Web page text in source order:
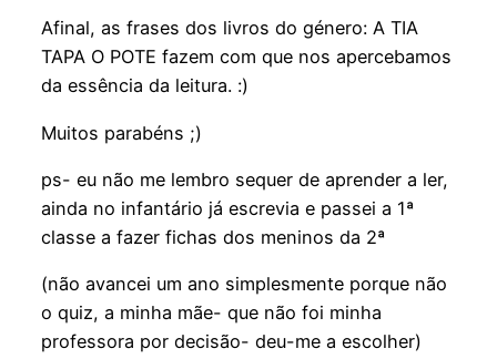
Afinal, as frases dos livros do género: A TIA
TAPA O POTE fazem com que nos apercebamos
da essência da leitura. :)
Muitos parabéns ;)
ps- eu não me lembro sequer de aprender a ler,
ainda no infantário já escrevia e passei a 1ª
classe a fazer fichas dos meninos da 2ª
(não avancei um ano simplesmente porque não
o quiz, a minha mãe- que não foi minha
professora por decisão- deu-me a escolher)